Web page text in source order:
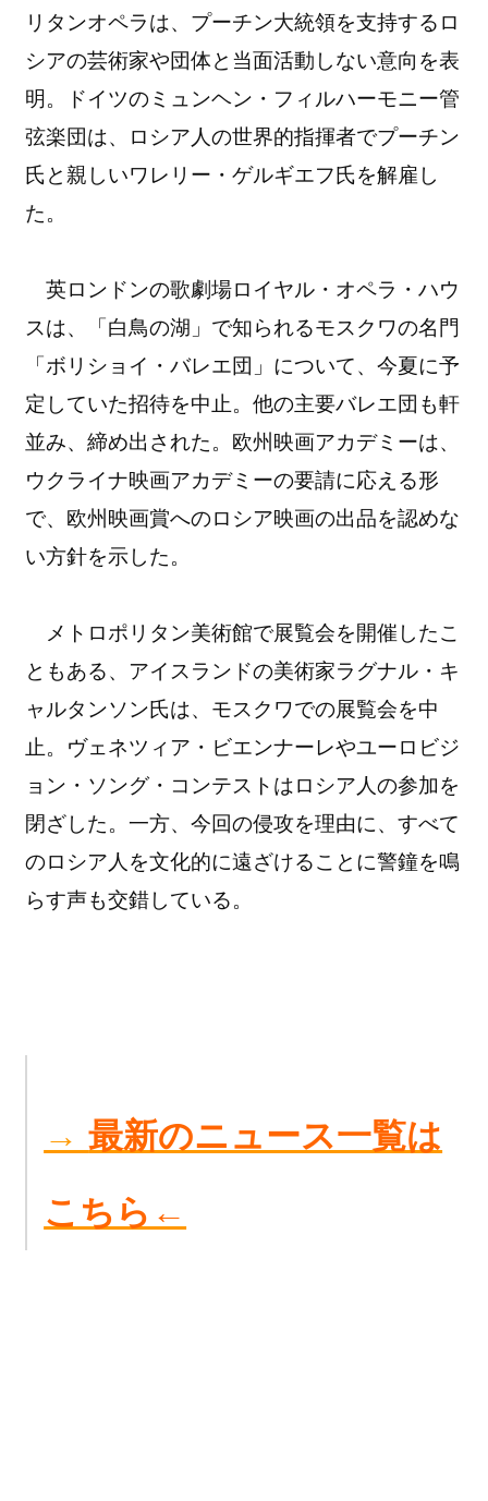
リタンオペラは、プーチン大統領を支持するロ
シアの芸術家や団体と当面活動しない意向を表
明。ドイツのミュンヘン・フィルハーモニー管
弦楽団は、ロシア人の世界的指揮者でプーチン
氏と親しいワレリー・ゲルギエフ氏を解雇し
た。
英ロンドンの歌劇場ロイヤル・オペラ・ハウ
スは、「白鳥の湖」で知られるモスクワの名門
「ボリショイ・バレエ団」について、今夏に予
定していた招待を中止。他の主要バレエ団も軒
並み、締め出された。欧州映画アカデミーは、
ウクライナ映画アカデミーの要請に応える形
で、欧州映画賞へのロシア映画の出品を認めな
い方針を示した。
メトロポリタン美術館で展覧会を開催したこ
ともある、アイスランドの美術家ラグナル・キ
ャルタンソン氏は、モスクワでの展覧会を中
止。ヴェネツィア・ビエンナーレやユーロビジ
ョン・ソング・コンテストはロシア人の参加を
閉ざした。一方、今回の侵攻を理由に、すべて
のロシア人を文化的に遠ざけることに警鐘を鳴
らす声も交錯している。
→最新のニュース一覧は
こちら←